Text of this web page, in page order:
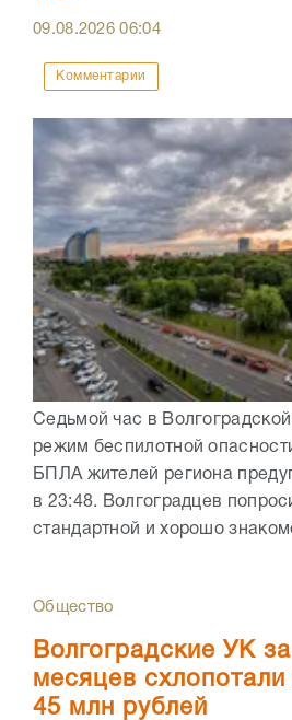
09.08.202606:04
Комментарии
Седьмой час в
режим беспилотной
БПЛА жителей региона
в 23:48. Волгоградцев
стандартной и хорошо
Общество
Волгоградские УК
месяцев
45 млн рублей